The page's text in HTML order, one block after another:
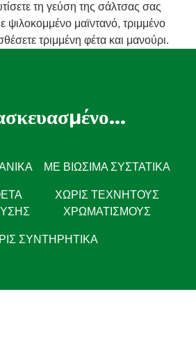
τη γεύση της σάλτσας σας
ψιλοκομμένο μαϊντανό, τριμμένο
τριμμένη φέτα και μανούρι.
ΜΕ ΒΙΏΣΙΜΑ ΣΥΣΤΑΤΙΚΆ
ΧΩΡΊΣ ΤΕΧΝΗΤΟΎΣ
ΧΡΩΜΑΤΙΣΜΟΎΣ
ΣΥΝΤΗΡΗΤΙΚΑ